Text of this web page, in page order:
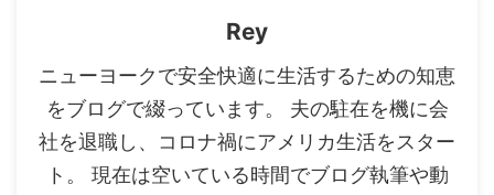
Rey
ニューヨークで安全快適に生活するための知恵
をブログで綴っています。 夫の駐在を機に会
社を退職し、コロナ禍にアメリカ生活をスター
ト。 現在は空いている時間でブログ執筆や動